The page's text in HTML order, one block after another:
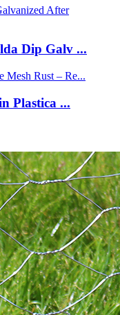
Dip Galv ...
Plastica ...